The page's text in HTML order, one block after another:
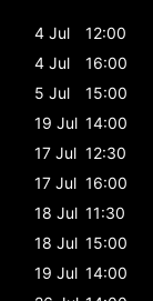
4 Jul
12:00
4 Jul
16:00
5 Jul
15:00
19 Jul 14:00
17 Jul 12:30
17 Jul 16:00
18 Jul 11:30
18 Jul 15:00
19 Jul 14:00